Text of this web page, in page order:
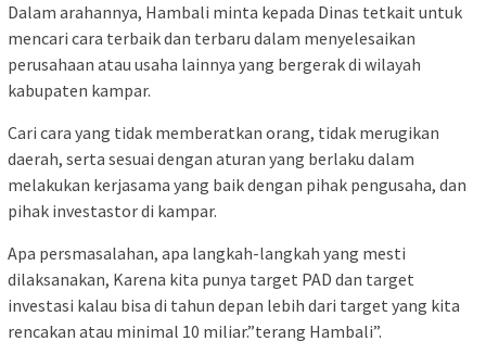
Dalam arahannya, Hambali minta kepada Dinas tetkait untuk
mencari cara terbaik dan terbaru dalam menyelesaikan
perusahaan atau usaha lainnya yang bergerak di wilayah
kabupaten kampar.
Cari cara yang tidak memberatkan orang, tidak merugikan
daerah, serta sesuai dengan aturan yang berlaku dalam
melakukan kerjasama yang baik dengan pihak pengusaha, dan
pihak investastor di kampar.
Apa persmasalahan, apa langkah-langkah yang mesti
dilaksanakan, Karena kita punya target PAD dan target
investasi kalau bisa di tahun depan lebih dari target yang kita
rencakan atau minimal 10 miliar.”terang Hambali”.